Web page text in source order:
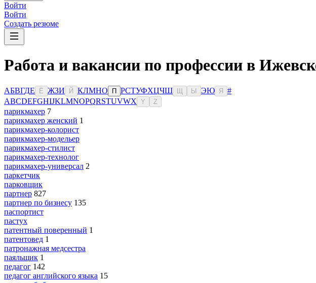
Войти
Войти
Создать резюме
Работа и вакансии по профессии в
АБВГДЕ Ё ЖЗИ Й КЛМНО П РСТУФХЦЧШ Ы ЭЮ Я
#
ABCDEFGHIJKLMNOPQRSTUVWX Y Z
парикмахер 7
парикмахер женский 1
парикмахер-колорист
парикмахер-модельер
парикмахер-стилист
парикмахер-технолог
парикмахер-универсал 2
паркетчик
парковщик
партнер 827
партнер по бизнесу 135
паспортист
пастух
патентный поверенный 1
патентовед 1
патронажная медсестра
паяльщик 1
педагог 142
педагог английского языка 15